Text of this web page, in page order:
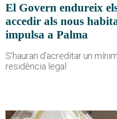
El Govern endureix
accedir als nous
impulsa a Palma
S'hauran d'acreditar un
residència legal